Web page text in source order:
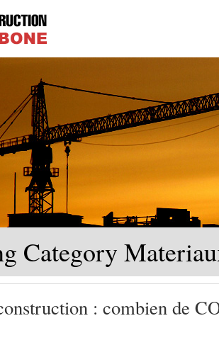
Category
: combien de